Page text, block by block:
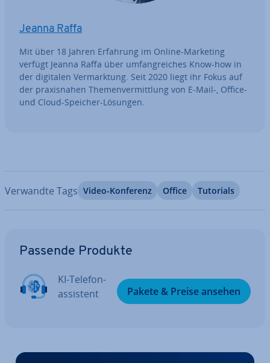
Jeanna Raffa
Mit über 18 Jahren Erfahrung im Online-Marketing
verfügt Jeanna Raffa über um­fang­rei­ches Know-how in
der digitalen Ver­mark­tung. Seit 2020 liegt ihr Fokus auf
der pra­xis­na­hen The­men­ver­mitt­lung von E-Mail-, Office-
und Cloud-Speicher-Lösungen.
Verwandte Tags Video-Konferenz Office Tutorials
Passende Produkte
KI-Te­le­fon­
as­sis­tent
Pakete & Preise ansehen